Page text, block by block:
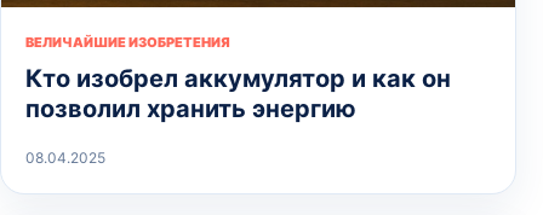
ВЕЛИЧАЙШИЕ ИЗОБРЕТЕНИЯ
Кто изобрел аккумулятор и как он
позволил хранить энергию
08.04.2025